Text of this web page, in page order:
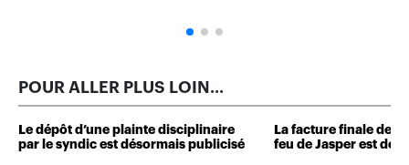
POUR ALLER PLUS LOIN...
Le dépôt d’une plainte disciplinaire
par le syndic est désormais publicisé
La facture finale des
feu de Jasper est